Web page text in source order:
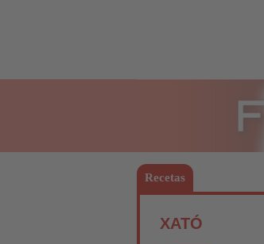
Recetas
XATÓ